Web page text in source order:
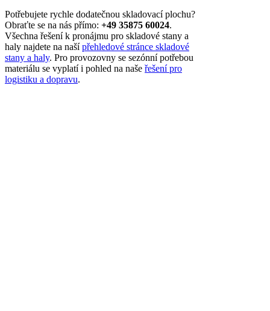
Potřebujete rychle dodatečnou skladovací plochu?
Obraťte se na nás přímo: +49 35875 60024.
Všechna řešení k pronájmu pro skladové stany a
haly najdete na našípřehledové stránce skladové
stany a haly. Pro provozovny se sezónní potřebou
materiálu se vyplatí i pohled na naše řešení pro
logistiku a dopravu.